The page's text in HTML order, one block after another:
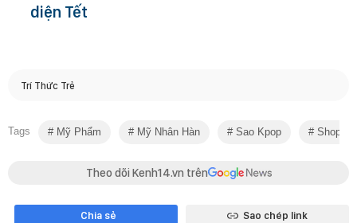
diện Tết
Trí Thức Trẻ
Tags Mỹ Phẩm Mỹ Nhân Hàn Sao Kpop
Theo dõi Kenh14.vn trên
Chia sẻ Sao chép link